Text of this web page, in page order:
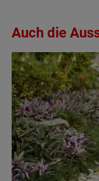
Auch die